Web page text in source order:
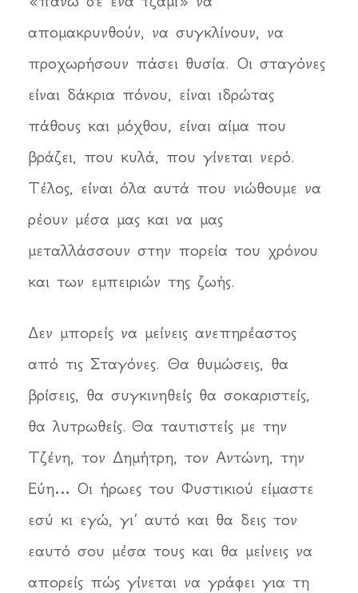
απομακρυνθούν, να συγκλίνουν, να
προχωρήσουν πάσει θυσία. Οι σταγόνες
είναι δάκρια πόνου, είναι ιδρώτας
πάθους και μόχθου, είναι αίμα που
βράζει, που κυλά, που γίνεται νερό.
Τέλος, είναι όλα αυτά που νιώθουμε να
ρέουν μέσα μας και να μας
μεταλλάσσουν στην πορεία του χρόνου
και των εμπειριών της ζωής.
Δεν μπορείς να μείνεις ανεπηρέαστος
από τις Σταγόνες. Θα θυμώσεις, θα
βρίσεις, θα συγκινηθείς θα σοκαριστείς,
θα λυτρωθείς. Θα ταυτιστείς με την
Τζένη, τον Δημήτρη, τον Αντώνη, την
Εύη… Οι ήρωες του Φυστικιού είμαστε
εσύ κι εγώ, γι’ αυτό και θα δεις τον
εαυτό σου μέσα τους και θα μείνεις να
απορείς πώς γίνεται να γράφει για τη